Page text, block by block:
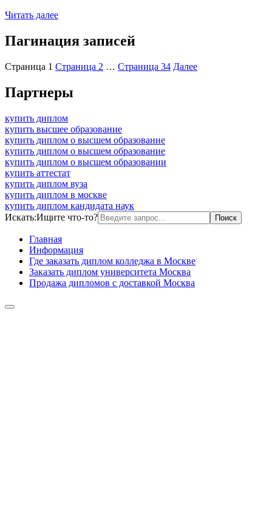
Читать далее
Пагинация записей
Страница 1 Страница 2 … Страница 34 Далее
Партнеры
купить диплом
купить высшее образование
купить диплом о высшем образование
купить диплом о высшем образование
купить диплом о высшем образовании
купить аттестат
купить диплом вуза
купить диплом в москве
купить диплом кандидата наук
Искать:Ищите что-то?
Главная
Информация
Где заказать диплом колледжа в Москве
Заказать диплом университета Москва
Продажа дипломов с доставкой Москва